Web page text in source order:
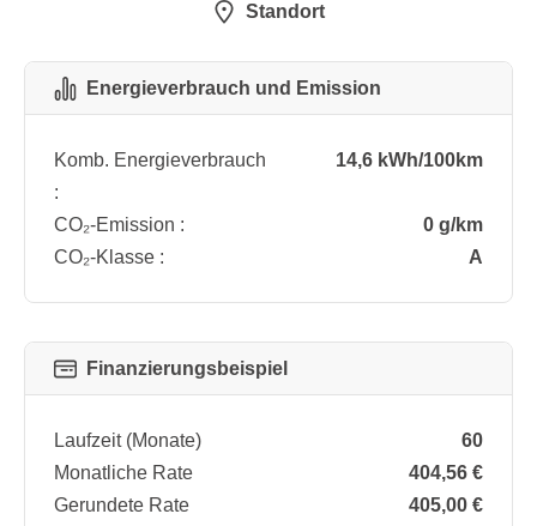
Standort
Energieverbrauch und Emission
Komb. Energieverbrauch
:
14,6 kWh/100km
CO₂-Emission :
0 g/km
CO₂-Klasse :
A
Finanzierungsbeispiel
Laufzeit (Monate)
60
Monatliche Rate
404,56 €
Gerundete Rate
405,00 €